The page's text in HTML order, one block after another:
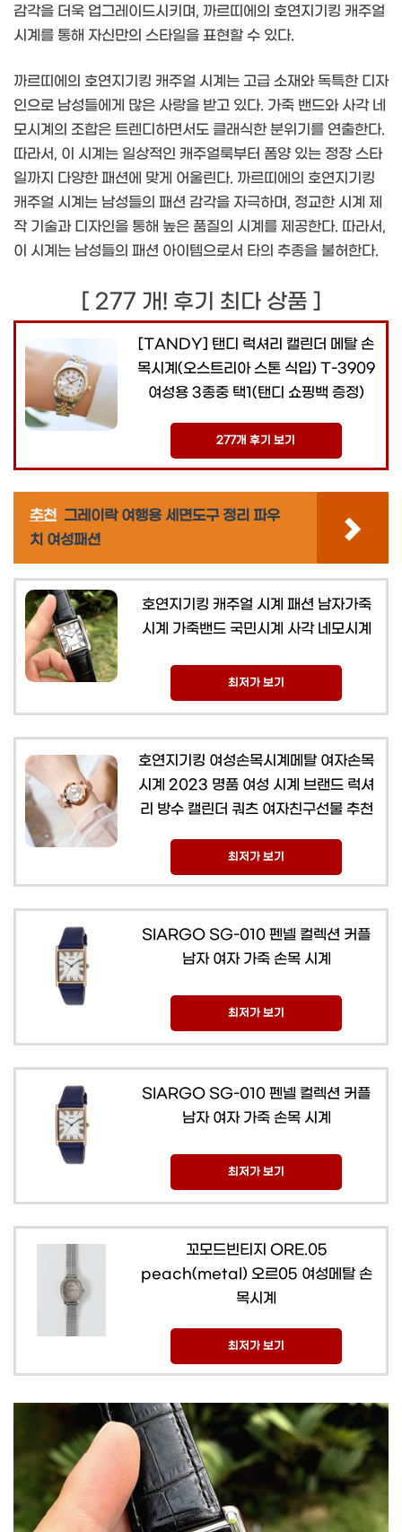
감각을 더욱 업그레이드시키며, 까르띠에의 호연지기킹 캐주얼
시계를 통해 자신만의 스타일을 표현할 수 있다.
까르띠에의 호연지기킹 캐주얼 시계는 고급 소재와 독특한 디자
인으로 남성들에게 많은 사랑을 받고 있다. 가죽 밴드와 사각 네
모시계의 조합은 트렌디하면서도 클래식한 분위기를 연출한다.
따라서, 이 시계는 일상적인 캐주얼룩부터 폼양 있는 정장 스타
일까지 다양한 패션에 맞게 어울린다. 까르띠에의 호연지기킹
캐주얼 시계는 남성들의 패션 감각을 자극하며, 정교한 시계 제
작 기술과 디자인을 통해 높은 품질의 시계를 제공한다. 따라서,
이 시계는 남성들의 패션 아이템으로서 타의 추종을 불허한다.
[ 277 개! 후기 최다 상품 ]
[TANDY] 탠디 럭셔리 캘린더 메탈 손
목시계(오스트리아 스톤 식입) T-3909
여성용 3종중 택1(탠디 쇼핑백 증정)
277개 후기 보기
추천 그레이락 여행용 세면도구 정리 파우
치 여성패션
호연지기킹 캐주얼 시계 패션 남자가죽
시계 가죽밴드 국민시계 사각 네모시계
최저가 보기
호연지기킹 여성손목시계메탈 여자손목
시계 2023 명품 여성 시계 브랜드 럭셔
리 방수 캘린더 쿼츠 여자친구선물 추천
최저가 보기
SIARGO SG-010 펜넬 컬렉션 커플
남자 여자 가죽 손목 시계
최저가 보기
SIARGO SG-010 펜넬 컬렉션 커플
남자 여자 가죽 손목 시계
최저가 보기
꼬모드빈티지 ORE.05
peach(metal) 오르05 여성메탈 손
목시계
최저가 보기